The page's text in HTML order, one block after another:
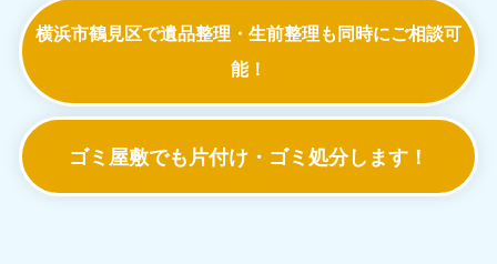
横浜市鶴見区で遺品整理・生前整理も同時にご相談可
能！
ゴミ屋敷でも 片付け・ゴミ処分します！